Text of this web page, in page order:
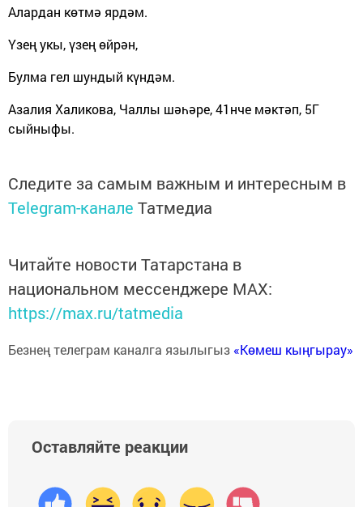
Алардан көтмә ярдәм.
Үзең укы, үзең өйрән,
Булма гел шундый күндәм.
Азалия Халикова, Чаллы шәһәре, 41нче мәктәп, 5Г
сыйныфы.
Следите за самым важным и интересным в
Telegram-канале Татмедиа
Читайте новости Татарстана в
национальном мессенджере MАХ:
https://max.ru/tatmedia
Безнең телеграм каналга язылыгыз «Көмеш кыңгырау»
Оставляйте реакции